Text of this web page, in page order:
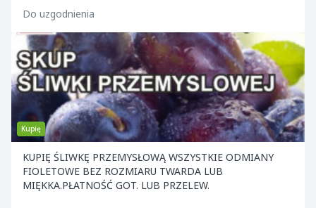
Do uzgodnienia
Kupię
KUPIĘ ŚLIWKĘ PRZEMYSŁOWĄ WSZYSTKIE ODMIANY
FIOLETOWE BEZ ROZMIARU TWARDA LUB
MIĘKKA.PŁATNOŚĆ GOT. LUB PRZELEW.